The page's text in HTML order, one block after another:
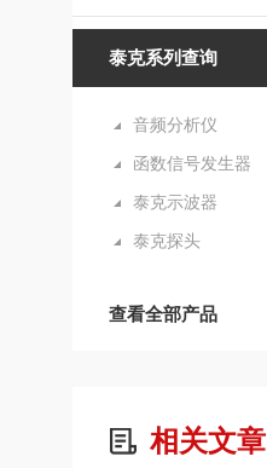
泰克系列查询
音频分析仪
函数信号发生器
泰克示波器
泰克探头
查看全部产品
相关文章